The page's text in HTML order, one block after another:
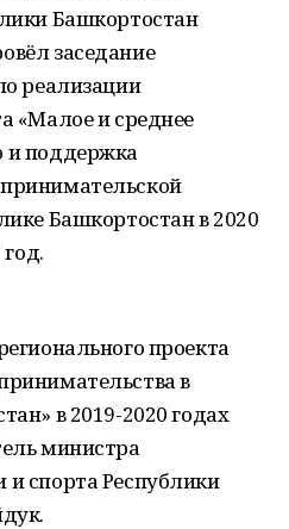
Башкортостан
заседание
реализации
«Малое и среднее
и поддержка
Башкортостан в 2020
проекта
в
в 2019-2020 годах
министра
спорта Республики